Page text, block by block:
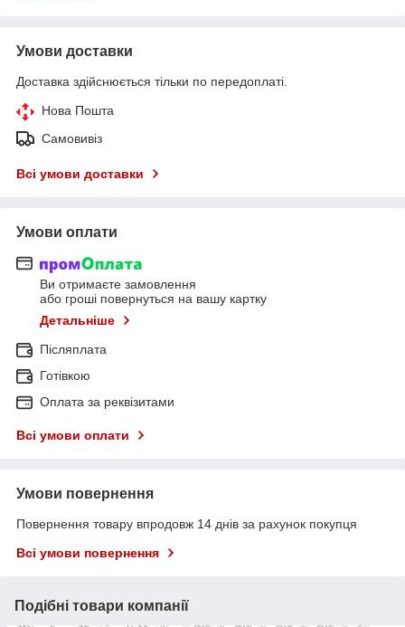
Умови доставки
Доставка здійснюється тільки по передоплаті.
Нова Пошта
Самовивіз
Всі умови доставки
Умови оплати
Ви отримаєте замовлення
або гроші повернуться на вашу картку
Детальніше
Післяплата
Готівкою
Оплата за реквізитами
Всі умови оплати
Умови повернення
Повернення товару впродовж 14 днів за рахунок покупця
Всі умови повернення
Подібні товари компанії